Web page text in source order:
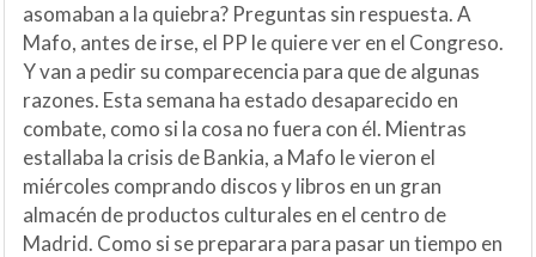
asomaban a la quiebra? Preguntas sin respuesta. A
Mafo, antes de irse, el PP le quiere ver en el Congreso.
Y van a pedir su comparecencia para que de algunas
razones. Esta semana ha estado desaparecido en
combate, como si la cosa no fuera con él. Mientras
estallaba la crisis de Bankia, a Mafo le vieron el
miércoles comprando discos y libros en un gran
almacén de productos culturales en el centro de
Madrid. Como si se preparara para pasar un tiempo en